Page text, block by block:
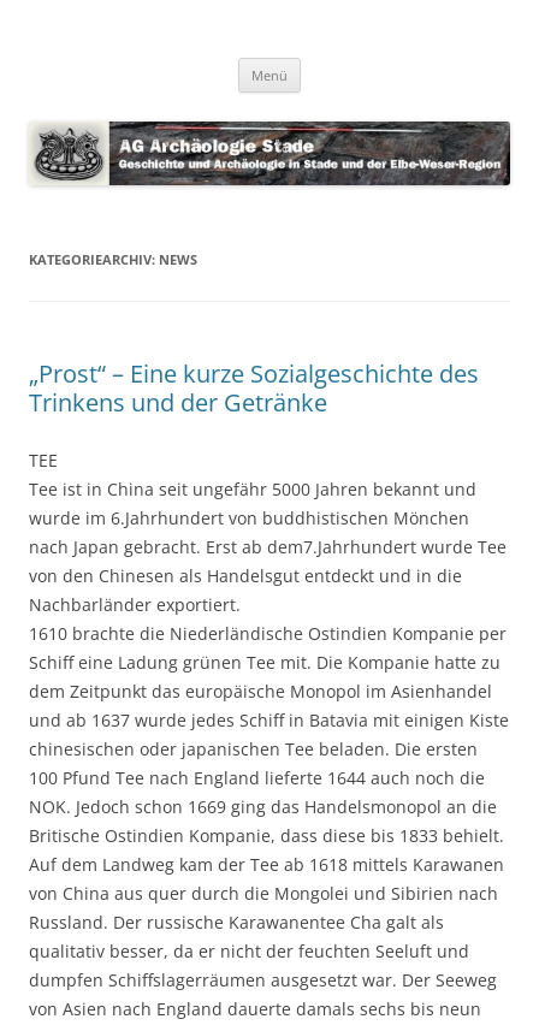
Menü
KATEGORIEARCHIV: NEWS
„Prost“ – Eine kurze Sozialgeschichte des
Trinkens und der Getränke
TEE
Tee ist in China seit ungefähr 5000 Jahren bekannt und
wurde im 6.Jahrhundert von buddhistischen Mönchen
nach Japan gebracht. Erst ab dem7.Jahrhundert wurde Tee
von den Chinesen als Handelsgut entdeckt und in die
Nachbarländer exportiert.
1610 brachte die Niederländische Ostindien Kompanie per
Schiff eine Ladung grünen Tee mit. Die Kompanie hatte zu
dem Zeitpunkt das europäische Monopol im Asienhandel
und ab 1637 wurde jedes Schiff in Batavia mit einigen Kiste
chinesischen oder japanischen Tee beladen. Die ersten
100 Pfund Tee nach England lieferte 1644 auch noch die
NOK. Jedoch schon 1669 ging das Handelsmonopol an die
Britische Ostindien Kompanie, dass diese bis 1833 behielt.
Auf dem Landweg kam der Tee ab 1618 mittels Karawanen
von China aus quer durch die Mongolei und Sibirien nach
Russland. Der russische Karawanentee Cha galt als
qualitativ besser, da er nicht der feuchten Seeluft und
dumpfen Schiffslagerräumen ausgesetzt war. Der Seeweg
von Asien nach England dauerte damals sechs bis neun